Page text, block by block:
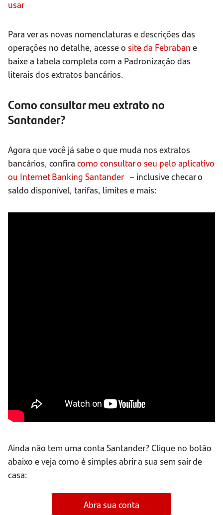
usar
Para ver as novas nomenclaturas e descrições das
operações no detalhe, acesse o site da Febraban e
baixe a tabela completa com a Padronização das
literais dos extratos bancários.
Como consultar meu extrato no
Santander?
Agora que você já sabe o que muda nos extratos
bancários, confira como consultar o seu pelo aplicativo
ou Internet Banking Santander – inclusive checar o
saldo disponível, tarifas, limites e mais:
Ainda não tem uma conta Santander? Clique no botão
abaixo e veja como é simples abrir a sua sem sair de
casa:
Abra sua conta